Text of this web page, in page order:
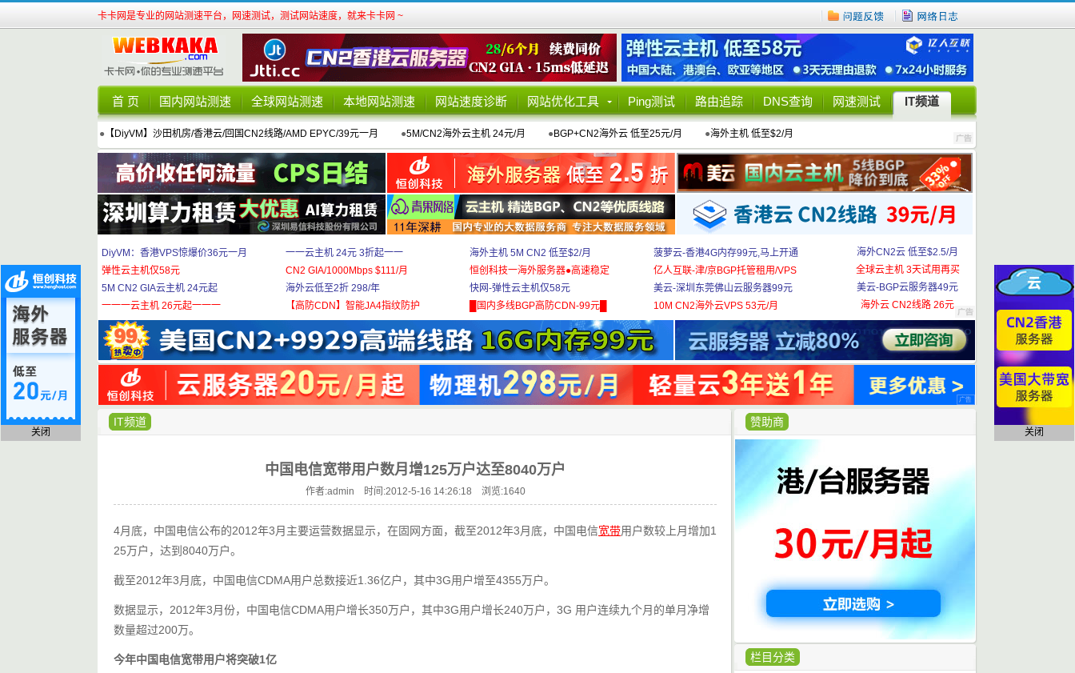
卡卡网是专业的网站测速平台，网速测试，测试网站速度，就来卡卡网 ~
首 页 国内网站测速 全球网站测速 本地网站测速 网站速度诊断 网站优化工具 Ping测试 路由追踪 DNS查询 网速测试 IT频道
● 【DiyVM】沙田机房/香港云/回国CN2线路/AMD EPYC/39元一月 ●5M/CN2海外云主机 24元/月 ●BGP+CN2海外云 低至25元/月 ●海外主机 低至$2/月
DiyVM：香港VPS惊爆价36元一月
弹性云主机仅58元
5M CN2 GIA云主机 24元起
一一一云主机 26元起一一一
一一云主机 24元 3折起一一
CN2 GIA/1000Mbps $111/月
海外云低至2折 298/年
【高防CDN】智能JA4指纹防护
海外主机 5M CN2 低至$2/月
恒创科技一海外服务器●高速稳定
快网-弹性云主机仅58元
█国内多线BGP高防CDN-99元█
菠萝云-香港4G内存99元,马上开通
亿人互联-津/京BGP托管租用/VPS
美云-深圳东莞佛山云服务器99元
10M CN2海外云VPS 53元/月
海外CN2云 低至$2.5/月
全球云主机 3天试用再买
美云-BGP云服务器49元
海外云 CN2线路 26元
赞助商
栏目分类
IT频道
中国电信宽带用户数月增125万户达至8040万户
作者:admin 时间:2012-5-16 14:26:18 浏览:1640
4月底，中国电信公布的2012年3月主要运营数据显示，在固网方面，截至2012年3月底，中国电信宽带用户数较上月增加1
25万户，达到8040万户。
截至2012年3月底，中国电信CDMA用户总数接近1.36亿户，其中3G用户增至4355万户。
数据显示，2012年3月份，中国电信CDMA用户增长350万户，其中3G用户增长240万户，3G 用户连续九个月的单月净增
数量超过200万。
今年中国电信宽带用户将突破1亿
关闭 关闭